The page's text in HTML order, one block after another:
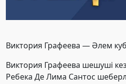
Виктория Графеева — Әлем
Виктория Графеева шешуші
Ребека Де Лима Сантос